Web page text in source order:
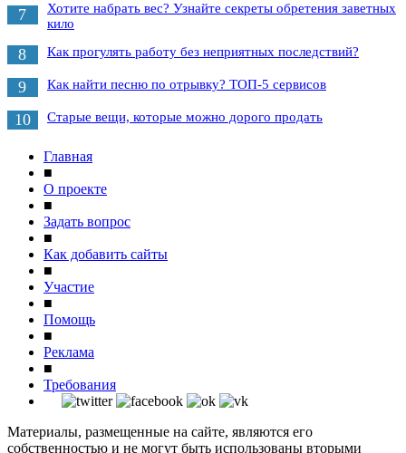
7
Хотите набрать вес? Узнайте секреты обретения заветных
кило
8 Как прогулять работу без неприятных последствий?
9 Как найти песню по отрывку? ТОП-5 сервисов
10 Старые вещи, которые можно дорого продать
Главная
■
О проекте
■
Задать вопрос
■
Как добавить сайты
■
Участие
■
Помощь
■
Реклама
■
Требования
Материалы, размещенные на сайте, являются его
собственностью и не могут быть использованы вторыми